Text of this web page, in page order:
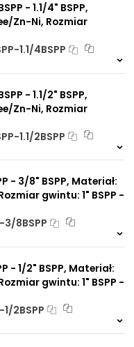
- 1.1/4" BSPP,
Zn-Ni, Rozmiar
1.1/4BSPP
- 1.1/2" BSPP,
Zn-Ni, Rozmiar
1.1/2BSPP
- 3/8" BSPP, Materiał:
gwintu: 1" BSPP -
3/8BSPP
- 1/2" BSPP, Materiał:
gwintu: 1" BSPP -
2BSPP